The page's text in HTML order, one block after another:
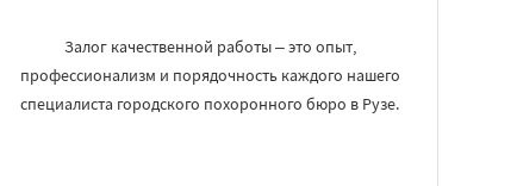
Залог качественной работы – это опыт,
профессионализм и порядочность каждого нашего
специалиста городского похоронного бюро в Рузе.